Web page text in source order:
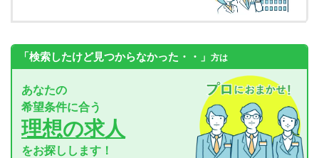
「検索したけど見つからなかった・・」 方は
あなたの
希望条件に合う
理想の求人
をお探しします！